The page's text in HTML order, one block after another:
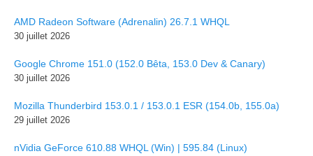
AMD Radeon Software (Adrenalin) 26.7.1 WHQL
30 juillet 2026
Google Chrome 151.0 (152.0 Bêta, 153.0 Dev & Canary)
30 juillet 2026
Mozilla Thunderbird 153.0.1 / 153.0.1 ESR (154.0b, 155.0a)
29 juillet 2026
nVidia GeForce 610.88 WHQL (Win) | 595.84 (Linux)